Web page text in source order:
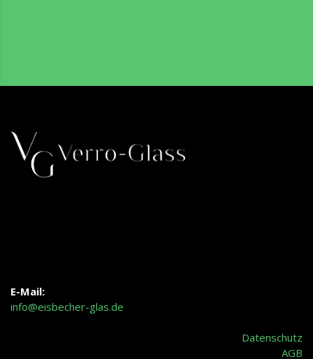
E-Mail:
info@eisbecher-glas.de
Datenschutz
AGB